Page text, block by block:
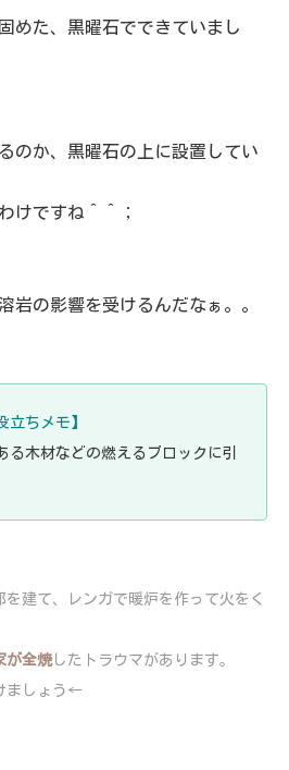
めた、黒曜石でできていまし
のか、黒曜石の上に設置してい
けですね＾＾；
岩の影響を受けるんだなぁ。。
立ちメモ】
る木材などの燃えるブロックに引
建て、レンガで暖炉を作って火をく
が全焼したトラウマがあります。
ましょう←